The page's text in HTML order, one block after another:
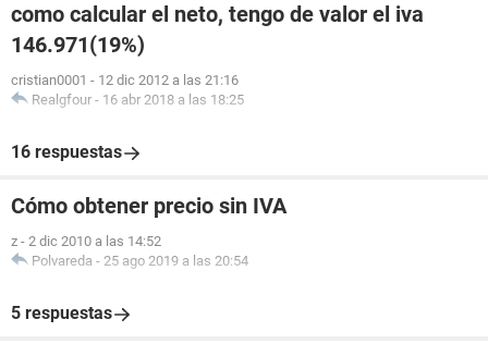
como calcular el neto, tengo de valor el iva
146.971(19%)
cristian0001 - 12 dic 2012 a las 21:16
Realgfour - 16 abr 2018 a las 18:25
16 respuestas
Cómo obtener precio sin IVA
z - 2 dic 2010 a las 14:52
Polvareda - 25 ago 2019 a las 20:54
5 respuestas